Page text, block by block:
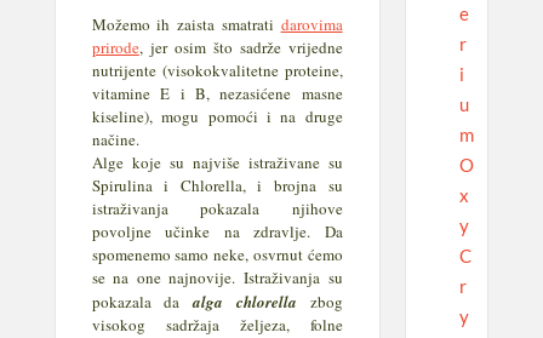
Možemo ih zaista smatrati darovima
prirode, jer osim što sadrže vrijedne
nutrijente (visokokvalitetne proteine,
vitamine E i B, nezasićene masne
kiseline), mogu pomoći i na druge
načine.
Alge koje su najviše istraživane su
Spirulina i Chlorella, i brojna su
istraživanja pokazala njihove
povoljne učinke na zdravlje. Da
spomenemo samo neke, osvrnut ćemo
se na one najnovije. Istraživanja su
pokazala daalga chlorella zbog
visokog sadržaja željeza, folne
e
r
i
u
m
O
x
y
C
r
y